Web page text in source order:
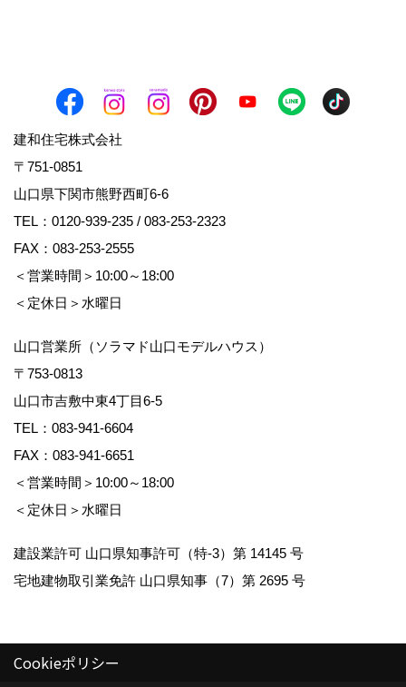
建和住宅株式会社
〒751-0851
山口県下関市熊野西町6-6
TEL： 0120-939-235 / 083-253-2323
FAX：083-253-2555
＜営業時間＞10:00～18:00
＜定休日＞水曜日
山口営業所（ソラマド山口モデルハウス）
〒753-0813
山口市吉敷中東4丁目6-5
TEL： 083-941-6604
FAX：083-941-6651
＜営業時間＞10:00～18:00
＜定休日＞水曜日
建設業許可 山口県知事許可（特-3）第 14145 号
宅地建物取引業免許 山口県知事（7）第 2695 号
Cookieポリシー